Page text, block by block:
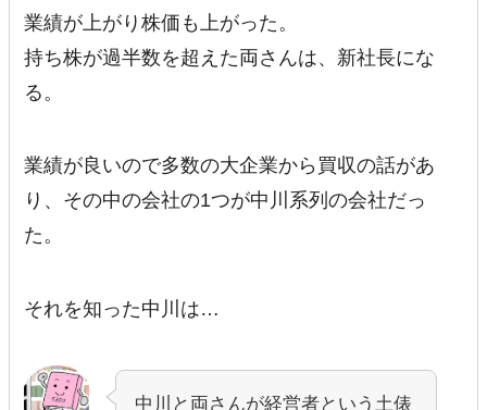
業績が上がり株価も上がった。
持ち株が過半数を超えた両さんは、新社長にな
る。
業績が良いので多数の大企業から買収の話があ
り、その中の会社の1つが中川系列の会社だっ
た。
それを知った中川は…
中川と両さんが経営者という土俵